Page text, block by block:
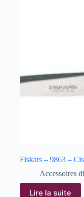
Fiskars – 9863 –
Accessoires
Lire la suite